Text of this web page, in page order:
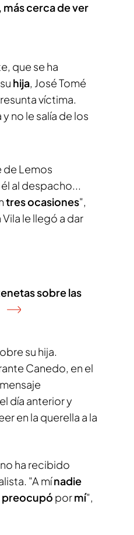
cerca de ver
que se ha
hija, José Tomé
víctima.
no le salía de los
Lemos
al despacho...
tres ocasiones",
le llegó a dar
sobre las
su hija.
Canedo, en el
día anterior y
en la querella a la
ha recibido
"A mínadie
preocupó pormí",